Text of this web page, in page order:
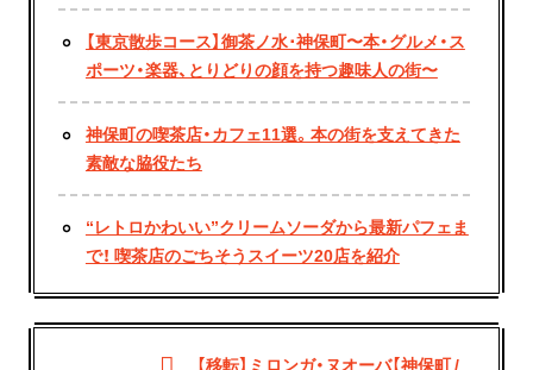
【東京散歩コース】御茶ノ水･神保町〜本・グルメ・ス
ポーツ・楽器、とりどりの顔を持つ趣味人の街〜
神保町の喫茶店・カフェ11選。本の街を支えてきた
素敵な脇役たち
“レトロかわいい”クリームソーダから最新パフェま
で！ 喫茶店のごちそうスイーツ20店を紹介
【移転】ミロンガ・ヌオーバ【神保町 /